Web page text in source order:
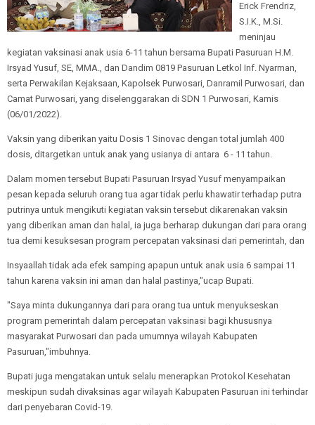
Erick Frendriz,
S.I.K., M.Si.
meninjau
kegiatan vaksinasi anak usia 6-11 tahun bersama Bupati Pasuruan H.M.
Irsyad Yusuf, SE, MMA., dan Dandim 0819 Pasuruan Letkol Inf. Nyarman,
serta Perwakilan Kejaksaan, Kapolsek Purwosari, Danramil Purwosari, dan
Camat Purwosari, yang diselenggarakan di SDN 1 Purwosari, Kamis
(06/01/2022).
Vaksin yang diberikan yaitu Dosis 1 Sinovac dengan total jumlah 400
dosis, ditargetkan untuk anak yang usianya di antara 6 - 11 tahun.
Dalam momen tersebut Bupati Pasuruan Irsyad Yusuf menyampaikan
pesan kepada seluruh orang tua agar tidak perlu khawatir terhadap putra
putrinya untuk mengikuti kegiatan vaksin tersebut dikarenakan vaksin
yang diberikan aman dan halal, ia juga berharap dukungan dari para orang
tua demi kesuksesan program percepatan vaksinasi dari pemerintah, dan
Insyaallah tidak ada efek samping apapun untuk anak usia 6 sampai 11
tahun karena vaksin ini aman dan halal pastinya,"ucap Bupati.
"Saya minta dukungannya dari para orang tua untuk menyukseskan
program pemerintah dalam percepatan vaksinasi bagi khususnya
masyarakat Purwosari dan pada umumnya wilayah Kabupaten
Pasuruan,"imbuhnya.
Bupati juga mengatakan untuk selalu menerapkan Protokol Kesehatan
meskipun sudah divaksinas agar wilayah Kabupaten Pasuruan ini terhindar
dari penyebaran Covid-19.